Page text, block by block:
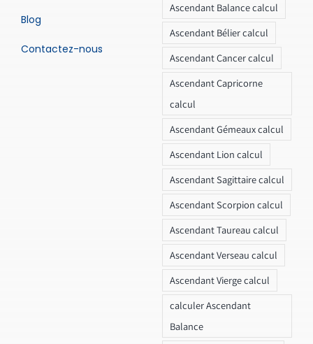
Blog
Contactez-nous
Ascendant Balance calcul
Ascendant Bélier calcul
Ascendant Cancer calcul
Ascendant Capricorne
calcul
Ascendant Gémeaux calcul
Ascendant Lion calcul
Ascendant Sagittaire calcul
Ascendant Scorpion calcul
Ascendant Taureau calcul
Ascendant Verseau calcul
Ascendant Vierge calcul
calculer Ascendant
Balance